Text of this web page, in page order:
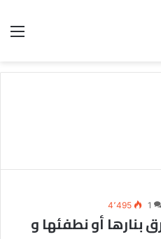
1 4٬495
بنارها أو نطفئها و